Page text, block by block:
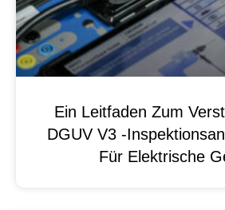
Ein Leitfaden Zum
DGUV V3 -
Für Elektrische